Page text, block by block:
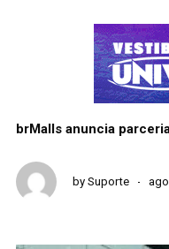
brMalls anuncia
by Suporte